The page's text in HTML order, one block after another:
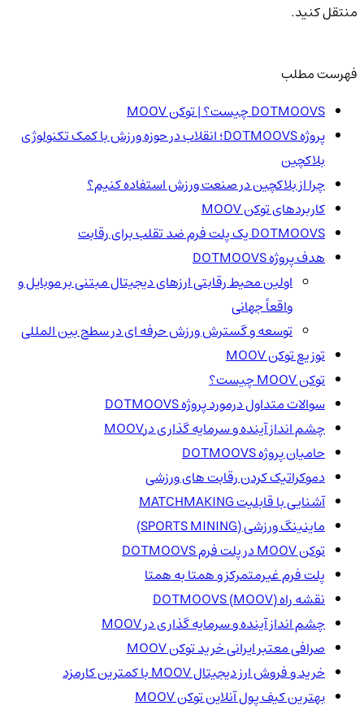
منتقل کنید.
فهرست مطلب
DOTMOOVS چیست؟ | توکن MOOV
پروژه DOTMOOVS؛ انقلاب در حوزه ورزش با کمک تکنولوژی
بلاکچین
چرا از بلاکچین در صنعت ورزش استفاده کنیم؟
کاربردهای توکن MOOV
DOTMOOVS یک پلت فرم ضد تقلب برای رقابت
هدف پروژه DOTMOOVS
اولین محیط رقابتی ارزهای دیجیتال مبتنی بر موبایل و
واقعاً جهانی
توسعه و گسترش ورزش حرفه ای در سطح بین المللی
توزیع توکن MOOV
توکن MOOV چیست؟
سوالات متداول درمورد پروژه DOTMOOVS
چشم انداز آینده و سرمایه گذاری درMOOV
حامیان پروژه DOTMOOVS
دموکراتیک کردن رقابت های ورزشی
آشنایی با قابلیت MATCHMAKING
ماینینگ ورزشی (SPORTS MINING)
توکن MOOV در پلت فرم DOTMOOVS
پلت فرم غیرمتمرکز و همتا به همتا
نقشه راه DOTMOOVS (MOOV)
چشم انداز آینده و سرمایه گذاری در MOOV
صرافی معتبر ایرانی خرید توکن MOOV
خرید و فروش ارز دیجیتال MOOV با کمترین کارمزد
بهترین کیف پول آنلاین توکن MOOV